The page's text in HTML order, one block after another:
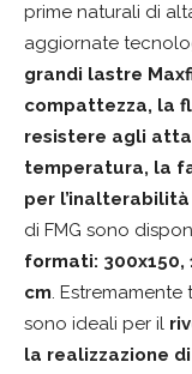
prime naturali di
aggiornate
grandi lastre
compattezza, la
resistere agli
temperatura, la
per
di FMG sono
formati: 300x150,
cm.
sono ideali per il
la realizzazione